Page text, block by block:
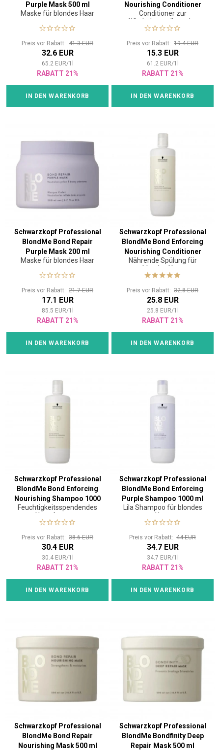
Purple Mask 500 ml
Maske für blondes Haar
Preis vor Rabatt: 41.3 EUR
32.6 EUR
65.2 EUR/1
RABATT 21%
IN DEN WARENKORB
Nourishing Conditioner
250 ml
Conditioner zur
Wiederherstellung der
Haarstruktur
Preis vor Rabatt: 19.4 EUR
15.3 EUR
61.2 EUR/1
RABATT 21%
IN DEN WARENKORB
Schwarzkopf Professional
BlondMe Bond Repair
Purple Mask 200 ml
Maske für blondes Haar
Preis vor Rabatt: 21.7 EUR
17.1 EUR
85.5 EUR/1
RABATT 21%
IN DEN WARENKORB
Schwarzkopf Professional
BlondMe Bond Enforcing
Nourishing Conditioner
1000 ml
Nährende Spülung für
blondes Haar
Preis vor Rabatt: 32.8 EUR
25.8 EUR
25.8 EUR/1
RABATT 21%
IN DEN WARENKORB
Schwarzkopf Professional
BlondMe Bond Enforcing
Nourishing Shampoo 1000
ml
Feuchtigkeitsspendendes
Haarshampoo
Preis vor Rabatt: 38.6 EUR
30.4 EUR
30.4 EUR/1
RABATT 21%
IN DEN WARENKORB
Schwarzkopf Professional
BlondMe Bond Enforcing
Purple Shampoo 1000 ml
Lila Shampoo für blondes
Haar
Preis vor Rabatt: 44 EUR
34.7 EUR
34.7 EUR/1
RABATT 21%
IN DEN WARENKORB
Schwarzkopf Professional
BlondMe Bond Repair
Nourishing Mask 500 ml
Schwarzkopf Professional
BlondMe Bondfinity Deep
Repair Mask 500 ml